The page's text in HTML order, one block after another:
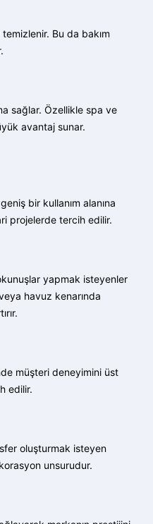
Bu da bakım
sağlar. Özellikle spa ve
avantaj sunar.
bir kullanım alanına
projelerde tercih edilir.
yapmak isteyenler
havuz kenarında
müşteri deneyimini üst
edilir.
oluşturmak isteyen
unsurudur.